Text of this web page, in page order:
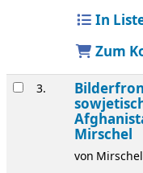
In
Zum
3.
Mirschel
von